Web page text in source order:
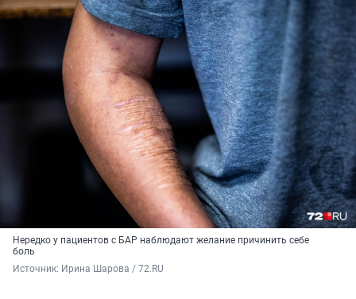
Нередко у пациентов с БАР наблюдают желание причинить себе
боль
Источник: Ирина Шарова / 72.RU